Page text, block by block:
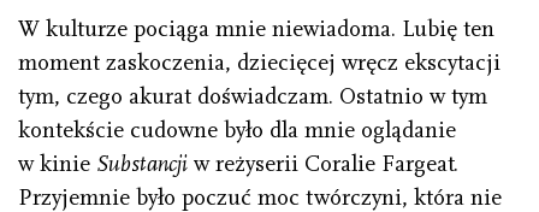
W kulturze pociąga mnie niewiadoma. Lubię ten
moment zaskoczenia, dziecięcej wręcz ekscytacji
tym, czego akurat doświadczam. Ostatnio w tym
kontekście cudowne było dla mnie oglądanie
w kinie Substancji w reżyserii Coralie Fargeat.
Przyjemnie było poczuć moc twórczyni, która nie